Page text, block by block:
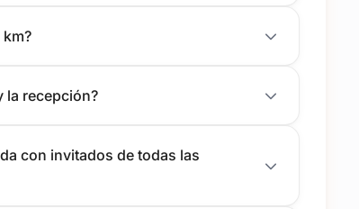
la recepción?
con invitados de todas las